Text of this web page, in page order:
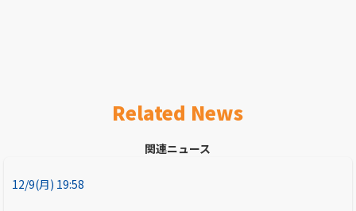
Related News
関連ニュース
12/9(月) 19:58